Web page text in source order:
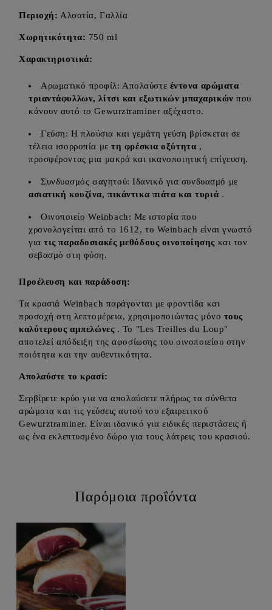
Περιοχή: Αλσατία, Γαλλία
Χωρητικότητα: 750 ml
Χαρακτηριστικά:
Αρωματικό προφίλ: Απολαύστε έντονα αρώματα
τριαντάφυλλων, λίτσι και εξωτικών μπαχαρικών που
κάνουν αυτό το Gewurztraminer αξέχαστο.
Γεύση: Η πλούσια και γεμάτη γεύση βρίσκεται σε
τέλεια ισορροπία μετη φρέσκια οξύτητα ,
προσφέροντας μια μακρά και ικανοποιητική επίγευση.
Συνδυασμός φαγητού: Ιδανικό για συνδυασμό με
ασιατική κουζίνα, πικάντικα πιάτα και τυριά .
Οινοποιείο Weinbach: Με ιστορία που
χρονολογείται από το 1612, το Weinbach είναι γνωστό
γιατις παραδοσιακές μεθόδους οινοποίησης και τον
σεβασμό στη φύση.
Προέλευση και παράδοση:
Τα κρασιά Weinbach παράγονται με φροντίδα και
προσοχή στη λεπτομέρεια, χρησιμοποιώντας μόνο τους
καλύτερους αμπελώνες . Το "Les Treilles du Loup"
αποτελεί απόδειξη της αφοσίωσης του οινοποιείου στην
ποιότητα και την αυθεντικότητα.
Απολαύστε το κρασί:
Σερβίρετε κρύο για να απολαύσετε πλήρως τα σύνθετα
αρώματα και τις γεύσεις αυτού του εξαιρετικού
Gewurztraminer. Είναι ιδανικό για ειδικές περιστάσεις ή
ως ένα εκλεπτυσμένο δώρο για τους λάτρεις του κρασιού.
Παρόμοια προΐόντα